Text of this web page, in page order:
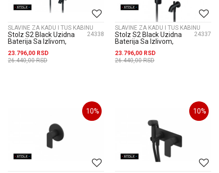
SLAVINE ZA KADU I TUS KABINU
24338
Stolz S2 Black Uzidna
Baterija Sa Izlivom,
210X210Mm I Ručni...
23.796,00 RSD
26.440,00RSD
SLAVINE ZA KADU I TUS KABINU
24337
Stolz S2 Black Uzidna
Baterija Sa Izlivom,
210X210Mm I Ručnim
Tu...
23.796,00 RSD
26.440,00RSD
10% 10%